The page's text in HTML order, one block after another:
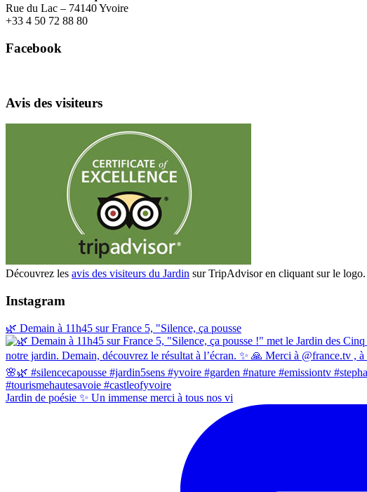
Rue du Lac – 74140 Yvoire
+33 4 50 72 88 80
Facebook
Avis des visiteurs
Découvrez les avis des visiteurs du Jardin sur TripAdvisor en cliquant sur le logo.
Instagram
🌿 Demain à 11h45 sur France 5, "Silence, ça pousse
Jardin de poésie ✨ Un immense merci à tous nos vi